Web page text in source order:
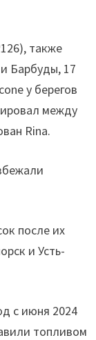
также
Барбуды, 17
у берегов
между
Rina.
после их
и Усть-
с июня 2024
топливом